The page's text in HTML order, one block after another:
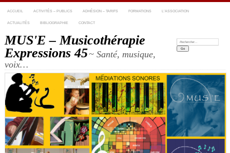
ACCUEIL ACTIVITÉS – PUBLICS ADHÉSION – TARIFS FORMATIONS L’ASSOCIATION
ACTUALITÉS BIBLIOGRAPHIE CONTACT
MUS'E – Musicothérapie
Expressions 45~ Santé, musique,
voix…
Recherche: